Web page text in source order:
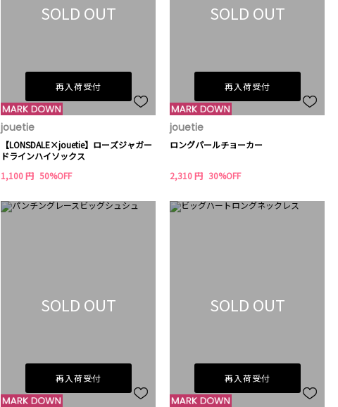
SOLD OUT
再入荷受付
jouetie
【LONSDALE×jouetie】ローズジャガー
ドラインハイソックス
1,100 円 50%OFF
SOLD OUT
再入荷受付
jouetie
ロングパールチョーカー
2,310 円 30%OFF
SOLD OUT
再入荷受付
SOLD OUT
再入荷受付